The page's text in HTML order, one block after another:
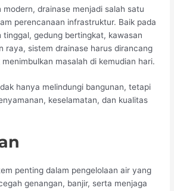
modern, drainase menjadi salah satu
perencanaan infrastruktur. Baik pada
tinggal, gedung bertingkat, kawasan
raya, sistem drainase harus dirancang
masalah di kemudian hari.
hanya melindungi bangunan, tetapi
keselamatan, dan kualitas
penting dalam pengelolaan air yang
genangan, banjir, serta menjaga